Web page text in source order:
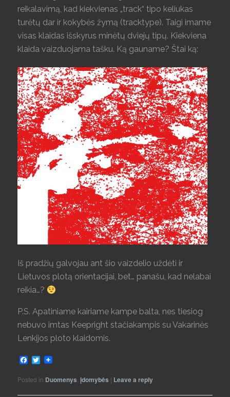
reikalavimą, kad kiekvienas „track“ tipo keliukas
turėtų dar ir kokybės žymą (tracktype). Taigi imame
visas klaidas išskyrus minėtų dviejų tipų. Kiekviena
klaida vaizduojama tašku. Ką gauname? Štai ką:
Iš pradžių galvojau ant šio vaizdelio uždėti ir
Lietuvos plotą orientacijai, bet… panašu, kad nelabai
reikia…?
P.S. Apatiniame kairiame kampe balta, nes tiesiog
nebuvo imtas Keepright stačiakampis su Vakarinės
Lenkijos ploto klaidomis.
Facebook
Twitter
Posted in Duomenys ,Įdomybės | Leave a reply